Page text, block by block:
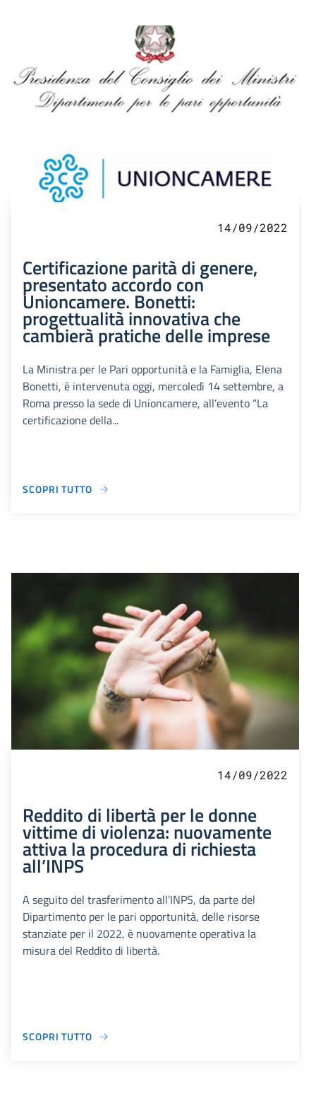
14/09/2022
Certificazione parità di genere,
presentato accordo con
Unioncamere. Bonetti:
progettualità innovativa che
cambierà pratiche delle imprese
La Ministra per le Pari opportunità e la Famiglia, Elena
Bonetti, è intervenuta oggi, mercoledì 14 settembre, a
Roma presso la sede di Unioncamere, all’evento “La
certificazione della...
SCOPRI TUTTO
14/09/2022
Reddito di libertà per le donne
vittime di violenza: nuovamente
attiva la procedura di richiesta
all’INPS
A seguito del trasferimento all’INPS, da parte del
Dipartimento per le pari opportunità, delle risorse
stanziate per il 2022, è nuovamente operativa la
misura del Reddito di libertà.
SCOPRI TUTTO